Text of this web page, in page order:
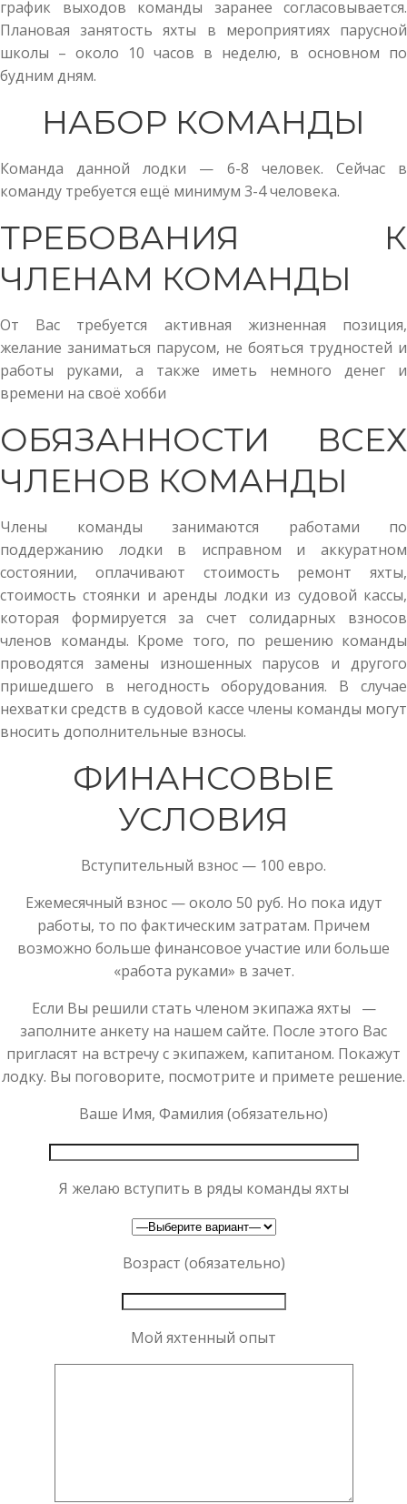
график выходов команды заранее согласовывается.
Плановая занятость яхты в мероприятиях парусной
школы – около 10 часов в неделю, в основном по
будним дням.
НАБОР КОМАНДЫ
Команда данной лодки — 6-8 человек. Сейчас в
команду требуется ещё минимум 3-4 человека.
ТРЕБОВАНИЯ К
ЧЛЕНАМ КОМАНДЫ
От Вас требуется активная жизненная позиция,
желание заниматься парусом, не бояться трудностей и
работы руками, а также иметь немного денег и
времени на своё хобби
ОБЯЗАННОСТИ ВСЕХ
ЧЛЕНОВ КОМАНДЫ
Члены команды занимаются работами по
поддержанию лодки в исправном и аккуратном
состоянии, оплачивают стоимость ремонт яхты,
стоимость стоянки и аренды лодки из судовой кассы,
которая формируется за счет солидарных взносов
членов команды. Кроме того, по решению команды
проводятся замены изношенных парусов и другого
пришедшего в негодность оборудования. В случае
нехватки средств в судовой кассе члены команды могут
вносить дополнительные взносы.
ФИНАНСОВЫЕ
УСЛОВИЯ
Вступительный взнос — 100 евро.
Ежемесячный взнос — около 50 руб. Но пока идут
работы, то по фактическим затратам. Причем
возможно больше финансовое участие или больше
«работа руками» в зачет.
Если Вы решили стать членом экипажа яхты —
заполните анкету на нашем сайте. После этого Вас
пригласят на встречу с экипажем, капитаном. Покажут
лодку. Вы поговорите, посмотрите и примете решение.
Ваше Имя, Фамилия (обязательно)
Я желаю вступить в ряды команды яхты
Возраст (обязательно)
Мой яхтенный опыт